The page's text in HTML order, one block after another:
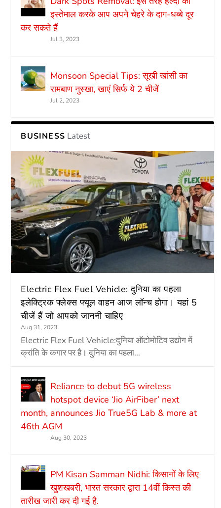
इस्तेमाल करके आप अपने चेहरे के दाग-धब्बे दूर
कर सकते हैं
Jul 3, 2023
Monsoon Special Tips: सूखी खांसी का
रामबाण नुस्खा, खाएं सिर्फ ये 2 चीजें
Jul 2, 2023
BUSINESS Latest
Electric Flex Fuel Vehicle: दुनिया का पहला
इलेक्ट्रिक फ्लेक्स फ्यूल वाहन आज लॉन्च होगा। यहां 5
चीजें हैं जो आपको जाननी चाहिए
Aug 31, 2023
Electric Flex Fuel Vehicle:दुनिया ऑटोमोटिव उद्योग में
क्रांति के कगार पर है। दुनिया का पहला...
Reliance to debut 5G wireless
hotspot device ‘Jio AirFiber’ next
month, announces Jio True5G Lab & more at
46th AGM
Aug 30, 2023
PM Kisan Samman Nidhi: किसानों के लिए
खुशखबरी, भारत सरकार द्वारा 14वीं किस्त की
तारीख जारी कर दी गई है.